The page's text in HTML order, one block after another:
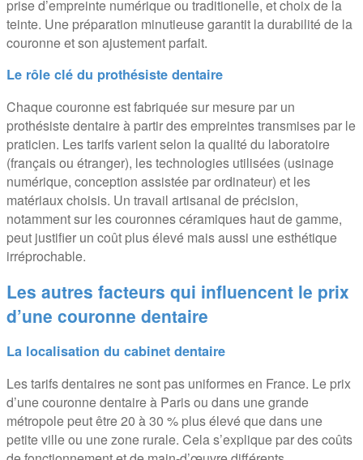
prise d’empreinte numérique ou traditionelle, et choix de la
teinte. Une préparation minutieuse garantit la durabilité de la
couronne et son ajustement parfait.
Le rôle clé du prothésiste dentaire
Chaque couronne est fabriquée sur mesure par un
prothésiste dentaire à partir des empreintes transmises par le
praticien. Les tarifs varient selon la qualité du laboratoire
(français ou étranger), les technologies utilisées (usinage
numérique, conception assistée par ordinateur) et les
matériaux choisis. Un travail artisanal de précision,
notamment sur les couronnes céramiques haut de gamme,
peut justifier un coût plus élevé mais aussi une esthétique
irréprochable.
Les autres facteurs qui influencent le prix
d’une couronne dentaire
La localisation du cabinet dentaire
Les tarifs dentaires ne sont pas uniformes en France. Le prix
d’une couronne dentaire à Paris ou dans une grande
métropole peut être 20 à 30 % plus élevé que dans une
petite ville ou une zone rurale. Cela s’explique par des coûts